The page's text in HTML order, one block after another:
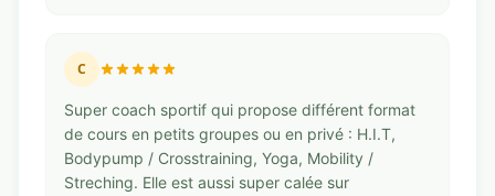
C
Super coach sportif qui propose différent format
de cours en petits groupes ou en privé : H.I.T,
Bodypump / Crosstraining, Yoga, Mobility /
Streching. Elle est aussi super calée sur